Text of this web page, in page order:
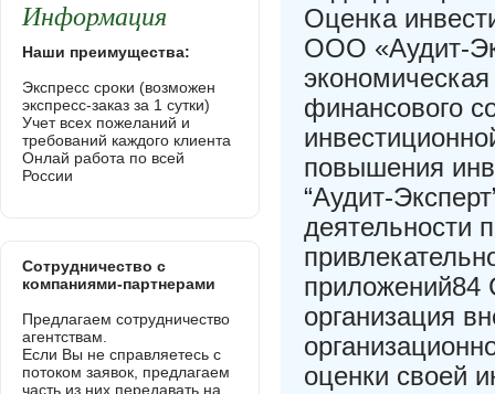
Оценка
ООО «Аудит-
финансового
повышения
“Аудит-
деятельности
приложений84
организация
оценки своей
Информация
Наши преимущества:
Экспресс сроки (возможен
экспресс-заказ за 1 сутки)
Учет всех пожеланий и
требований каждого клиента
Онлай работа по всей
России
Сотрудничество с
компаниями-партнерами
Предлагаем сотрудничество
агентствам.
Если Вы не справляетесь с
потоком заявок, предлагаем
часть из них передавать на